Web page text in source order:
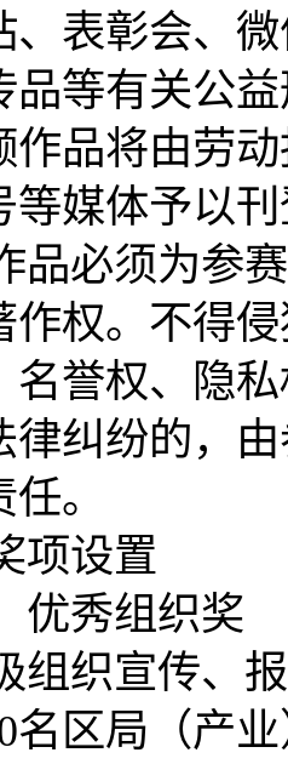
、表彰会、
品等有关公
作品将由劳
等媒体予以
品必须为参
作权。不得
名誉权、隐
律纠纷的，
。
项设置
优秀组织奖
组织宣传、
名区局（产